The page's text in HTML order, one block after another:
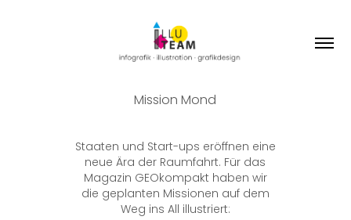
Mission Mond
Staaten und Start-ups eröffnen eine
neue Ära der Raumfahrt. Für das
Magazin GEOkompakt haben wir
die geplanten Missionen auf dem
Weg ins All illustriert: